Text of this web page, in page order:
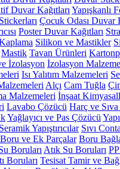
Duvar Kağıtları Yapışkanlı
Çocuk Odası Duvar
Poster Duvar Kağıtları
Silikon ve Mastikler
Mastik Tavan Ürünleri
İzolasyon İzolasyon
Isı Yalıtım Malzemeleri
Alçı Cam Tuğla
Malzemeleri İnşaat
Lavabo Çözücü Harç ve
Yağlayıcı ve Pas Çözücü
Seramik Yapıştırıcılar Sıvı Conta
ve Ek Parçalar Boru
Boruları Atık Su Boruları
Boruları Tesisat Tamir ve